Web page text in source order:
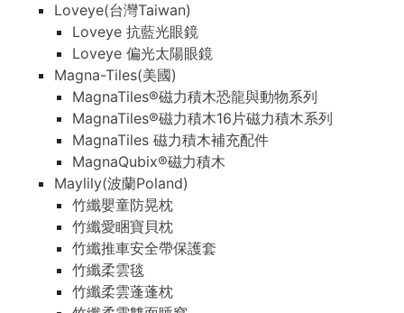
Loveye(台灣Taiwan)
Loveye 抗藍光眼鏡
Loveye 偏光太陽眼鏡
Magna-Tiles(美國)
MagnaTiles®磁力積木恐龍與動物系列
MagnaTiles®磁力積木16片磁力積木系列
MagnaTiles 磁力積木補充配件
MagnaQubix®磁力積木
Maylily(波蘭Poland)
竹纖嬰童防晃枕
竹纖愛睏寶貝枕
竹纖推車安全帶保護套
竹纖柔雲毯
竹纖柔雲蓬蓬枕